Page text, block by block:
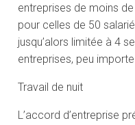
entreprises de moins
pour celles de 50
jusqu’alors limitée à 4
entreprises, peu
Travail de nuit
L’accord d’entreprise